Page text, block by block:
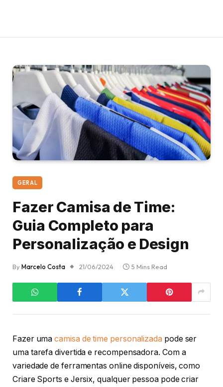
GERAL
Fazer Camisa de Time:
Guia Completo para
Personalização e Design
ByMarcelo Costa 21/06/2024 5 Mins Read
Fazer umacamisa de time personalizada pode ser
uma tarefa divertida e recompensadora. Com a
variedade de ferramentas online disponíveis, como
Criare Sports e Jersix, qualquer pessoa pode criar